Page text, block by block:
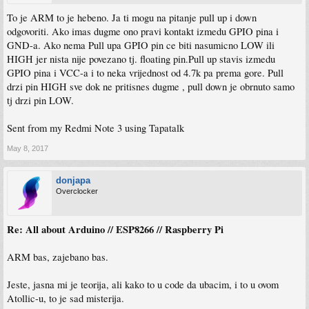
To je ARM to je hebeno. Ja ti mogu na pitanje pull up i down
odgovoriti. Ako imas dugme ono pravi kontakt izmedu GPIO pina i
GND-a. Ako nema Pull upa GPIO pin ce biti nasumicno LOW ili
HIGH jer nista nije povezano tj. floating pin.Pull up stavis izmedu
GPIO pina i VCC-a i to neka vrijednost od 4.7k pa prema gore. Pull
drzi pin HIGH sve dok ne pritisnes dugme , pull down je obrnuto samo
tj drzi pin LOW.
Sent from my Redmi Note 3 using Tapatalk
May 8, 2017
donjapa
Overclocker
Re: All about Arduino // ESP8266 // Raspberry Pi
ARM bas, zajebano bas.
Jeste, jasna mi je teorija, ali kako to u code da ubacim, i to u ovom
Atollic-u, to je sad misterija.